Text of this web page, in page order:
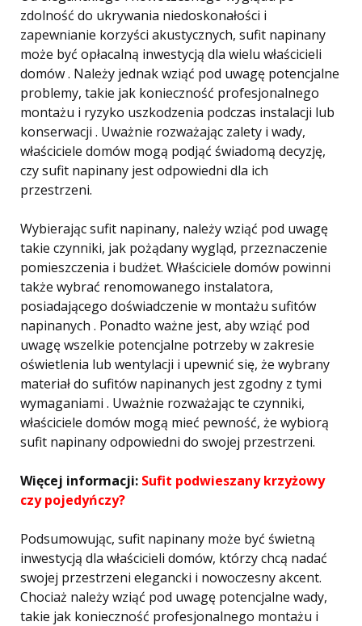
zdolność do ukrywania niedoskonałości i
zapewnianie korzyści akustycznych, sufit napinany
może być opłacalną inwestycją dla wielu właścicieli
domów . Należy jednak wziąć pod uwagę potencjalne
problemy, takie jak konieczność profesjonalnego
montażu i ryzyko uszkodzenia podczas instalacji lub
konserwacji . Uważnie rozważając zalety i wady,
właściciele domów mogą podjąć świadomą decyzję,
czy sufit napinany jest odpowiedni dla ich
przestrzeni.
Wybierając sufit napinany, należy wziąć pod uwagę
takie czynniki, jak pożądany wygląd, przeznaczenie
pomieszczenia i budżet. Właściciele domów powinni
także wybrać renomowanego instalatora,
posiadającego doświadczenie w montażu sufitów
napinanych . Ponadto ważne jest, aby wziąć pod
uwagę wszelkie potencjalne potrzeby w zakresie
oświetlenia lub wentylacji i upewnić się, że wybrany
materiał do sufitów napinanych jest zgodny z tymi
wymaganiami . Uważnie rozważając te czynniki,
właściciele domów mogą mieć pewność, że wybiorą
sufit napinany odpowiedni do swojej przestrzeni.
Więcej informacji: Sufit podwieszany krzyżowy
czy pojedyńczy?
Podsumowując, sufit napinany może być świetną
inwestycją dla właścicieli domów, którzy chcą nadać
swojej przestrzeni elegancki i nowoczesny akcent.
Chociaż należy wziąć pod uwagę potencjalne wady,
takie jak konieczność profesjonalnego montażu i